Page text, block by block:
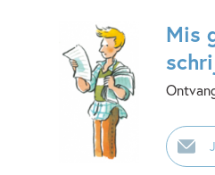
Mis
E-
mailadres